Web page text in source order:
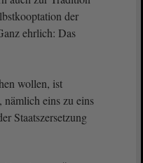
der
ehrlich: Das
wollen, ist
eins zu eins
Staatszersetzung